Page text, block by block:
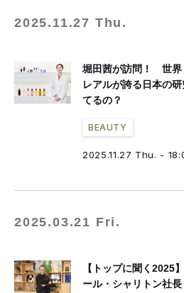
2025.11.27 Thu.
堀田茜が訪問！ 世界
レアルが誇る日本の
てるの？
BEAUTY
2025.11.27 Thu. -
2025.03.21 Fri.
【トップに聞く2025
ール・シャリトン社